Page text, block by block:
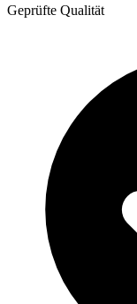
Geprüfte Qualität